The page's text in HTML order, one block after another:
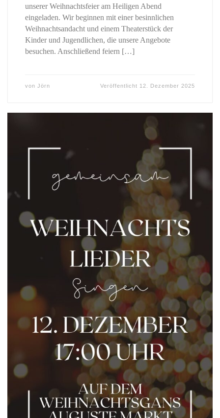
unserer Weihnachtsfeier am Heiligen Abend
eingeladen. Wir beginnen mit einer besinnlichen
Weihnachtsandacht und einem Theaterstück der
Kinder und Jugendlichen, die unsere Angebote
besuchen. Anschließend feiern […]
von Jörn Veröffentlicht 12. Dezember 2025